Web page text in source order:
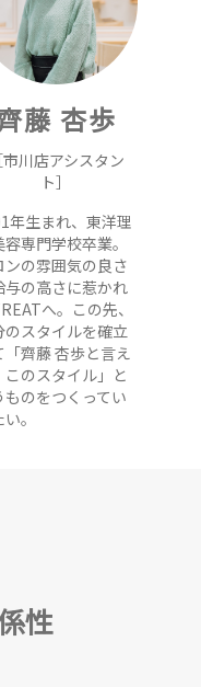
藤 杏歩
市川店アシスタン
ト］
年生まれ、東洋理
専門学校卒業。
ンの雰囲気の良さ
与の高さに惹かれ
へ。この先、
のスタイルを確立
「齊藤 杏歩と言え
このスタイル」と
ものをつくってい
。
性